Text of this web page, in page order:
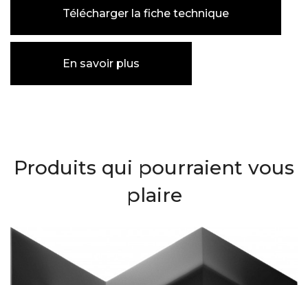
Télécharger la fiche technique
En savoir plus
Produits qui pourraient vous
plaire